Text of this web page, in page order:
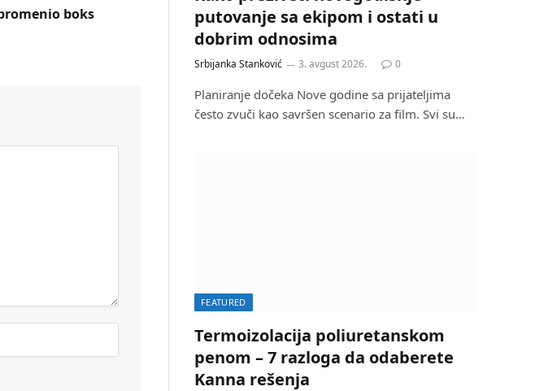
boks
putovanje sa ekipom i ostati u
dobrim odnosima
Srbijanka Stanković 3. avgust 2026. 0
Planiranje dočeka Nove godine sa prijateljima
često zvuči kao savršen scenario za film. Svi su…
FEATURED
Termoizolacija poliuretanskom
penom – 7 razloga da odaberete
Kanna rešenja